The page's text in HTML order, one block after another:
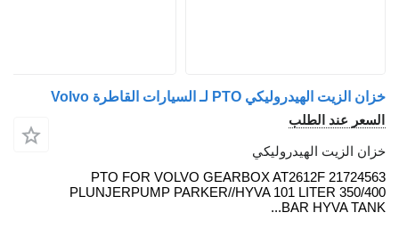
خزان الزيت الهيدروليكي PTO لـ السيارات القاطرة Volvo
السعر عند الطلب
خزان الزيت الهيدروليكي
PTO FOR VOLVO GEARBOX AT2612F 21724563
PLUNJERPUMP PARKER//HYVA 101 LITER 350/400
BAR HYVA TANK...